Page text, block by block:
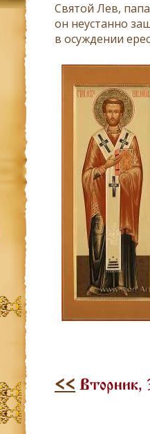
Святой Лев,
он неустанно
в осуждении
<< Вторник,